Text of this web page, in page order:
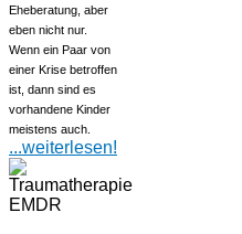
Eheberatung, aber
eben nicht nur.
Wenn ein Paar von
einer Krise betroffen
ist, dann sind es
vorhandene Kinder
meistens auch.
...weiterlesen!